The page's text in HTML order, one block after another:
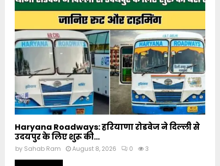
Haryana Roadways: हरियाणा रोडवेज ने दिल्ली से
उदयपुर के लिए शुरू की...
by Sahab Ram August 8, 2026 0 3